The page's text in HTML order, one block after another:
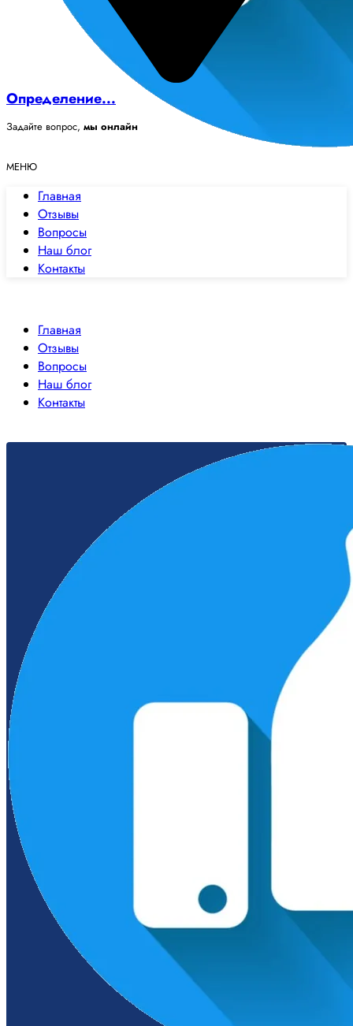
Определение...
Задайте вопрос, мы онлайн
МЕНЮ
Главная
Отзывы
Вопросы
Наш блог
Контакты
Главная
Отзывы
Вопросы
Наш блог
Контакты